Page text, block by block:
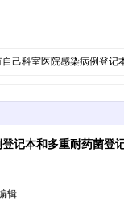
自己科室医院感染病例登记
记本和多重耐药菌登
辑